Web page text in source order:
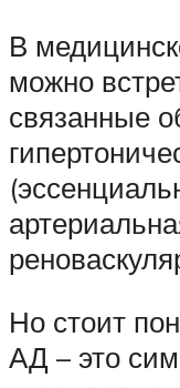
В
можно
связанные
Но стоит
АД – это